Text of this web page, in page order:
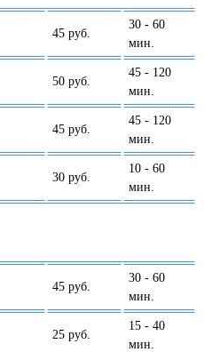
45 руб.
30 - 60
мин.
50 руб.
45 - 120
мин.
45 руб.
45 - 120
мин.
30 руб.
10 - 60
мин.
45 руб.
30 - 60
мин.
25 руб.
15 - 40
мин.